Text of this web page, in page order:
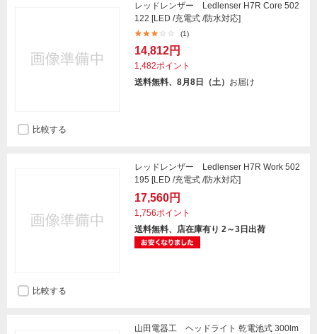
レッドレンザー Ledlenser H7R Core 502
122 [LED /充電式 /防水対応]
(1)
14,812円
1,482ポイント
送料無料、8月8日（土） お届け
比較する
レッドレンザー Ledlenser H7R Work 502
195 [LED /充電式 /防水対応]
17,560円
1,756ポイント
送料無料、店在庫有り 2～3日出荷
比較する
山田電器工 ヘッドライト 乾電池式 300lm